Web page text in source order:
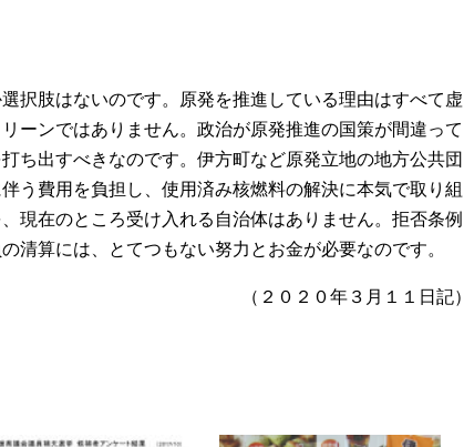
択肢はないのです。原発を推進している理由はすべて虚
ーンではありません。政治が原発推進の国策が間違って
ち出すべきなのです。伊方町など原発立地の地方公共団
う費用を負担し、使用済み核燃料の解決に本気で取り組
現在のところ受け入れる自治体はありません。拒否条例
清算には、とてつもない努力とお金が必要なのです。
（２０２０年３月１１日記）